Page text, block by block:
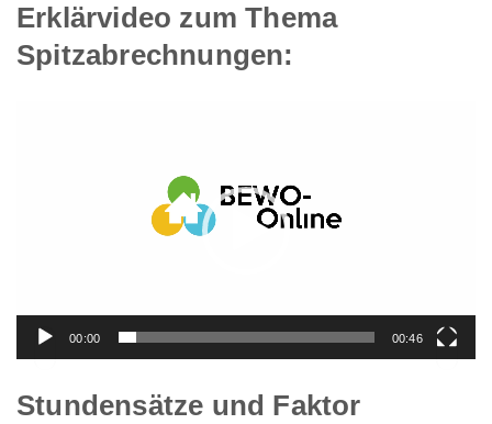
Erklärvideo zum Thema
Spitzabrechnungen:
00:00 00:46
Stundensätze und Faktor